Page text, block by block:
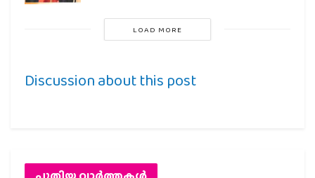
LOAD MORE
Discussion about this post